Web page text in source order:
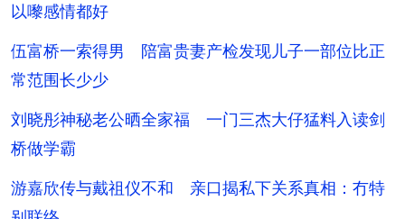
以嚟感情都好
伍富桥一索得男 陪富贵妻产检发现儿子一部位比正
常范围长少少
刘晓彤神秘老公晒全家福 一门三杰大仔猛料入读剑
桥做学霸
游嘉欣传与戴祖仪不和 亲口揭私下关系真相：冇特